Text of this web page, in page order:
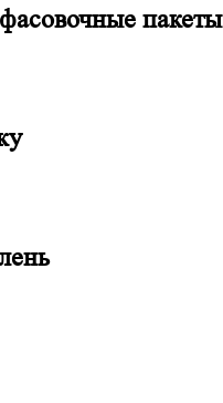
пакеты